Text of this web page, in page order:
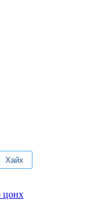
Хайх